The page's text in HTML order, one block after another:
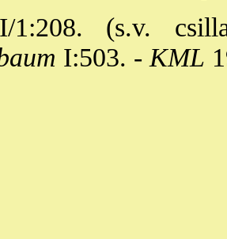
1:208. (s.v.
I:503. - KML